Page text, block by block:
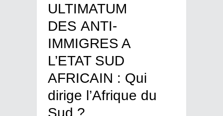
ULTIMATUM
DES ANTI-
IMMIGRES A
L’ETAT SUD
AFRICAIN : Qui
dirige l’Afrique du
Sud ?